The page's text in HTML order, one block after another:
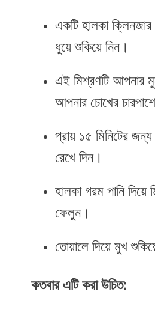
একটি হালকা
ধুয়ে শুকিয়ে নিন।
এই মিশ্রণটি আপনার
আপনার চোখের
প্রায় ১৫ মিনিটের
রেখে দিন।
হালকা গরম পানি দিয়ে
ফেলুন।
তোয়ালে দিয়ে মুখ
কতবার এটি করা উচিত: